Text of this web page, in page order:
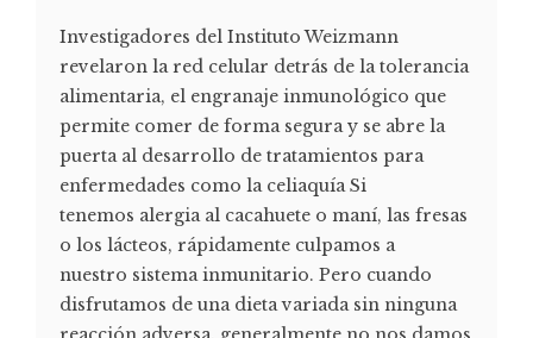
Investigadores del Instituto Weizmann
revelaron la red celular detrás de la tolerancia
alimentaria, el engranaje inmunológico que
permite comer de forma segura y se abre la
puerta al desarrollo de tratamientos para
enfermedades como la celiaquía Si
tenemos alergia al cacahuete o maní, las fresas
o los lácteos, rápidamente culpamos a
nuestro sistema inmunitario. Pero cuando
disfrutamos de una dieta variada sin ninguna